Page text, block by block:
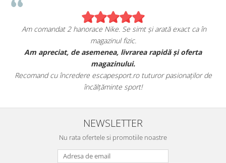
Am comandat 2 hanorace Nike. Se simt și arată exact ca în
magazinul fizic.
Am apreciat, de asemenea, livrarea rapidă și oferta
magazinului.
Recomand cu încredere escapesport.ro tuturor pasionaților de
încălțăminte sport!
NEWSLETTER
Nu rata ofertele si promotiile noastre